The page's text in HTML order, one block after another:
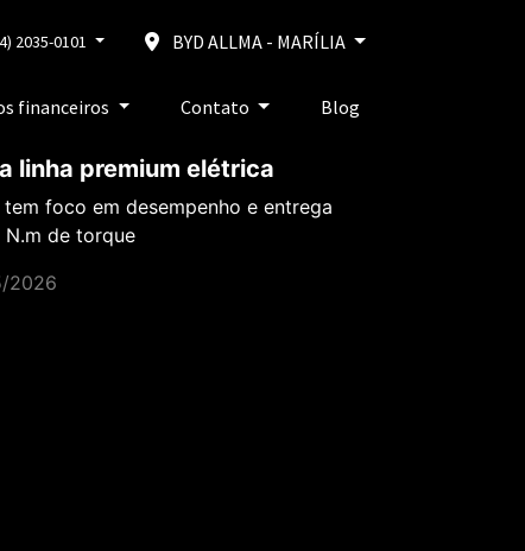
2035-0101 BYD ALLMA - MARÍLIA
financeiros Contato Blog
linha premium elétrica
foco em desempenho e entrega
de torque
2026